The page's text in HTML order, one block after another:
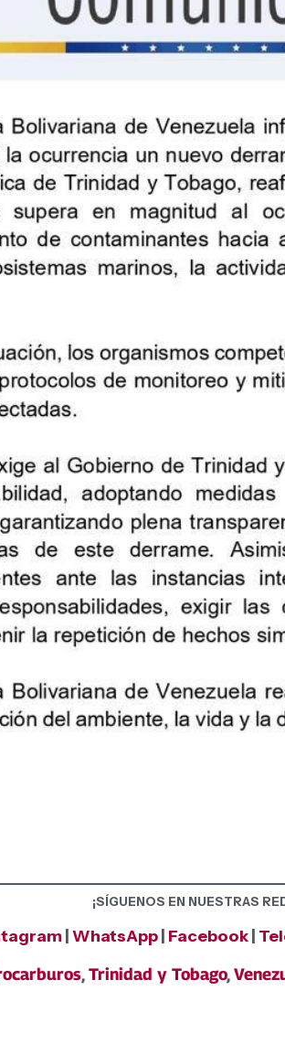
¡SÍGUENOS EN NUESTRAS
WhatsApp Facebook
,Trinidad y Tobago,